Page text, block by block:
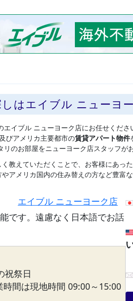
はエイブル ニューヨ
イブル ニューヨーク店にお任せくださ
びアメリカ主要都市の賃貸アパート物件
のお部屋をニューヨーク店スタッフが
教えていただくことで、お客様にあっ
アメリカ国内の住み替えの方など豊富
エイブル ニューヨーク店
です。遠慮なく日本語でお話
祝祭日
間は現地時間 09:00～15:00